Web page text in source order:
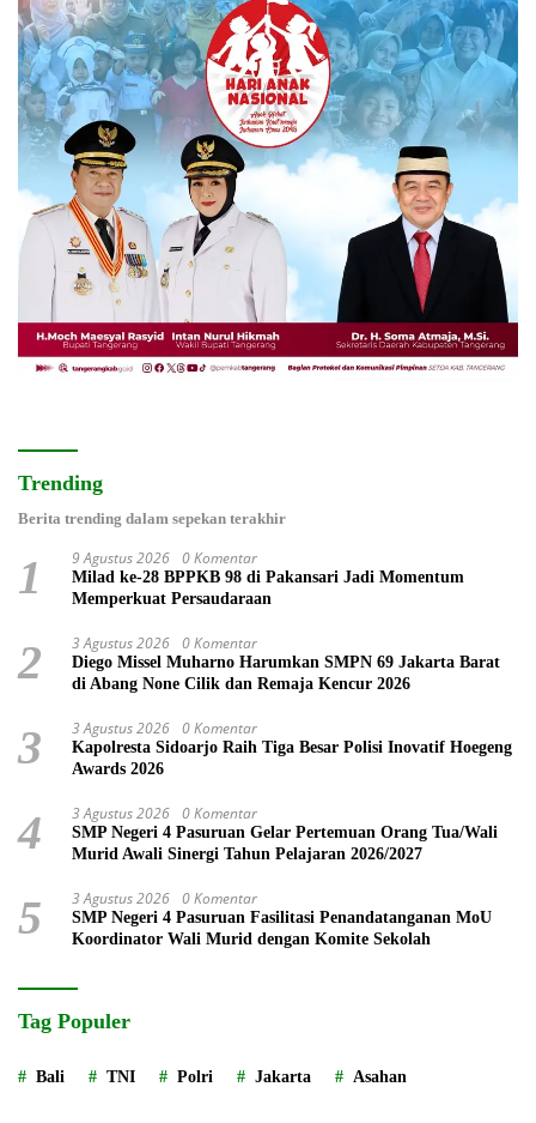
Trending
Berita trending dalam sepekan terakhir
1 9 Agustus 2026 0 Komentar
Milad ke-28 BPPKB 98 di Pakansari Jadi Momentum
Memperkuat Persaudaraan
2 3 Agustus 2026 0 Komentar
Diego Missel Muharno Harumkan SMPN 69 Jakarta Barat
di Abang None Cilik dan Remaja Kencur 2026
3 3 Agustus 2026 0 Komentar
Kapolresta Sidoarjo Raih Tiga Besar Polisi Inovatif Hoegeng
Awards 2026
4 3 Agustus 2026 0 Komentar
SMP Negeri 4 Pasuruan Gelar Pertemuan Orang Tua/Wali
Murid Awali Sinergi Tahun Pelajaran 2026/2027
5 3 Agustus 2026 0 Komentar
SMP Negeri 4 Pasuruan Fasilitasi Penandatanganan MoU
Koordinator Wali Murid dengan Komite Sekolah
Tag Populer
Bali TNI Polri Jakarta Asahan